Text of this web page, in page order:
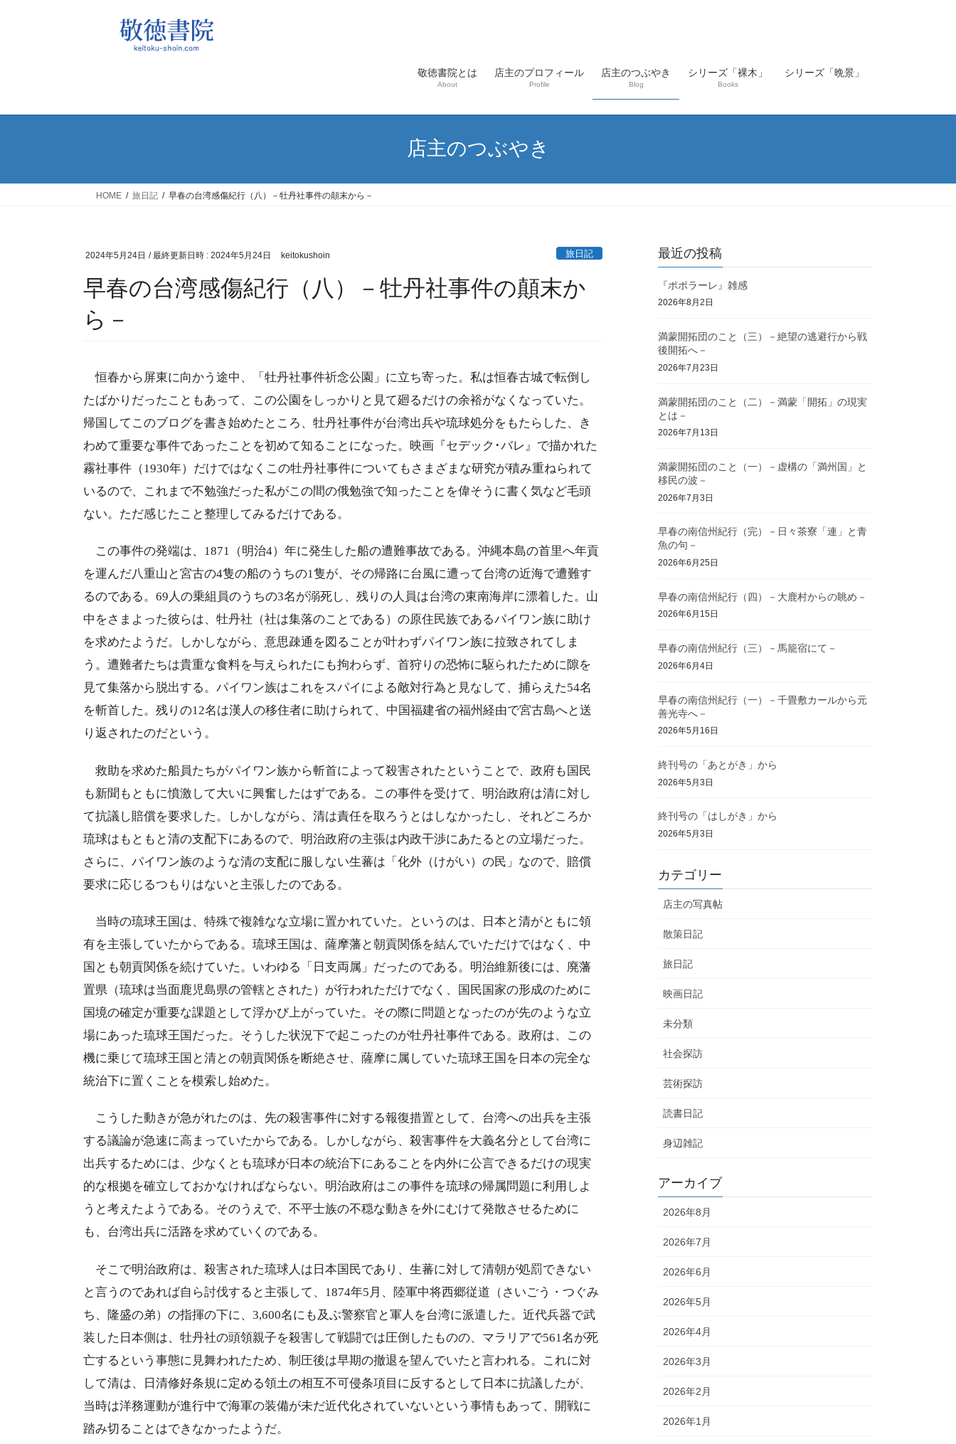
敬徳書院とは
About
店主のプロフィール
Profile
店主のつぶやき
Blog
シリーズ「裸木」
Books
シリーズ「晩景」
店主のつぶやき
HOME 旅日記 早春の台湾感傷紀行（八）－牡丹社事件の顛末から－
2024年5月24日 / 最終更新日時 : 2024年5月24日 keitokushoin 旅日記
早春の台湾感傷紀行（八）－牡丹社事件の顛末か
ら－
恒春から屏東に向かう途中、「牡丹社事件祈念公園」に立ち寄った。私は恒春古城で転倒し
たばかりだったこともあって、この公園をしっかりと見て廻るだけの余裕がなくなっていた。
帰国してこのブログを書き始めたところ、牡丹社事件が台湾出兵や琉球処分をもたらした、き
わめて重要な事件であったことを初めて知ることになった。映画『セデック･バレ』で描かれた
霧社事件（1930年）だけではなくこの牡丹社事件についてもさまざまな研究が積み重ねられて
いるので、これまで不勉強だった私がこの間の俄勉強で知ったことを偉そうに書く気など毛頭
ない。ただ感じたこと整理してみるだけである。
この事件の発端は、1871（明治4）年に発生した船の遭難事故である。沖縄本島の首里へ年貢
を運んだ八重山と宮古の4隻の船のうちの1隻が、その帰路に台風に遭って台湾の近海で遭難す
るのである。69人の乗組員のうちの3名が溺死し、残りの人員は台湾の東南海岸に漂着した。山
中をさまよった彼らは、牡丹社（社は集落のことである）の原住民族であるパイワン族に助け
を求めたようだ。しかしながら、意思疎通を図ることが叶わずパイワン族に拉致されてしま
う。遭難者たちは貴重な食料を与えられたにも拘わらず、首狩りの恐怖に駆られたために隙を
見て集落から脱出する。パイワン族はこれをスパイによる敵対行為と見なして、捕らえた54名
を斬首した。残りの12名は漢人の移住者に助けられて、中国福建省の福州経由で宮古島へと送
り返されたのだという。
救助を求めた船員たちがパイワン族から斬首によって殺害されたということで、政府も国民
も新聞もともに憤激して大いに興奮したはずである。この事件を受けて、明治政府は清に対し
て抗議し賠償を要求した。しかしながら、清は責任を取ろうとはしなかったし、それどころか
琉球はもともと清の支配下にあるので、明治政府の主張は内政干渉にあたるとの立場だった。
さらに、パイワン族のような清の支配に服しない生蕃は「化外（けがい）の民」なので、賠償
要求に応じるつもりはないと主張したのである。
当時の琉球王国は、特殊で複雑なな立場に置かれていた。というのは、日本と清がともに領
有を主張していたからである。琉球王国は、薩摩藩と朝貢関係を結んでいただけではなく、中
国とも朝貢関係を続けていた。いわゆる「日支両属」だったのである。明治維新後には、廃藩
置県（琉球は当面鹿児島県の管轄とされた）が行われただけでなく、国民国家の形成のために
国境の確定が重要な課題として浮かび上がっていた。その際に問題となったのが先のような立
場にあった琉球王国だった。そうした状況下で起こったのが牡丹社事件である。政府は、この
機に乗じて琉球王国と清との朝貢関係を断絶させ、薩摩に属していた琉球王国を日本の完全な
統治下に置くことを模索し始めた。
こうした動きが急がれたのは、先の殺害事件に対する報復措置として、台湾への出兵を主張
する議論が急速に高まっていたからである。しかしながら、殺害事件を大義名分として台湾に
出兵するためには、少なくとも琉球が日本の統治下にあることを内外に公言できるだけの現実
的な根拠を確立しておかなければならない。明治政府はこの事件を琉球の帰属問題に利用しよ
うと考えたようである。そのうえで、不平士族の不穏な動きを外にむけて発散させるために
も、台湾出兵に活路を求めていくのである。
そこで明治政府は、殺害された琉球人は日本国民であり、生蕃に対して清朝が処罰できない
と言うのであれば自ら討伐すると主張して、1874年5月、陸軍中将西郷従道（さいごう・つぐみ
ち、隆盛の弟）の指揮の下に、3,600名にも及ぶ警察官と軍人を台湾に派遣した。近代兵器で武
装した日本側は、牡丹社の頭領親子を殺害して戦闘では圧倒したものの、マラリアで561名が死
亡するという事態に見舞われたため、制圧後は早期の撤退を望んでいたと言われる。これに対
して清は、日清修好条規に定める領土の相互不可侵条項目に反するとして日本に抗議したが、
当時は洋務運動が進行中で海軍の装備が未だ近代化されていないという事情もあって、開戦に
踏み切ることはできなかったようだ。
最近の投稿
『ポポラーレ』雑感
2026年8月2日
満蒙開拓団のこと（三）－絶望の逃避行から戦
後開拓へ－
2026年7月23日
満蒙開拓団のこと（二）－満蒙「開拓」の現実
とは－
2026年7月13日
満蒙開拓団のこと（一）－虚構の「満州国」と
移民の波－
2026年7月3日
早春の南信州紀行（完）－日々茶寮「連」と青
魚の句－
2026年6月25日
早春の南信州紀行（四）－大鹿村からの眺め－
2026年6月15日
早春の南信州紀行（三）－馬籠宿にて－
2026年6月4日
早春の南信州紀行（一）－千畳敷カールから元
善光寺へ－
2026年5月16日
終刊号の「あとがき」から
2026年5月3日
終刊号の「はしがき」から
2026年5月3日
カテゴリー
店主の写真帖
散策日記
旅日記
映画日記
未分類
社会探訪
芸術探訪
読書日記
身辺雑記
アーカイブ
2026年8月
2026年7月
2026年6月
2026年5月
2026年4月
2026年3月
2026年2月
2026年1月